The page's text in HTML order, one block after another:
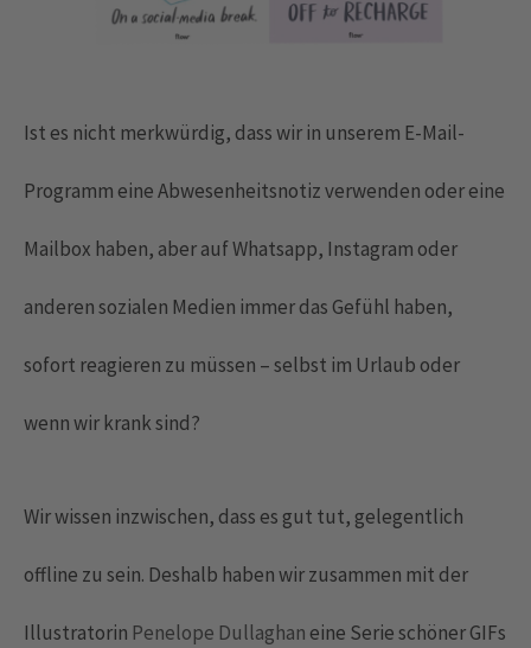
Ist es nicht merkwürdig, dass wir in unserem E-Mail-
Programm eine Abwesenheitsnotiz verwenden oder eine
Mailbox haben, aber auf Whatsapp, Instagram oder
anderen sozialen Medien immer das Gefühl haben,
sofort reagieren zu müssen – selbst im Urlaub oder
wenn wir krank sind?
Wir wissen inzwischen, dass es gut tut, gelegentlich
offline zu sein. Deshalb haben wir zusammen mit der
Illustratorin Penelope Dullaghan eine Serie schöner GIFs